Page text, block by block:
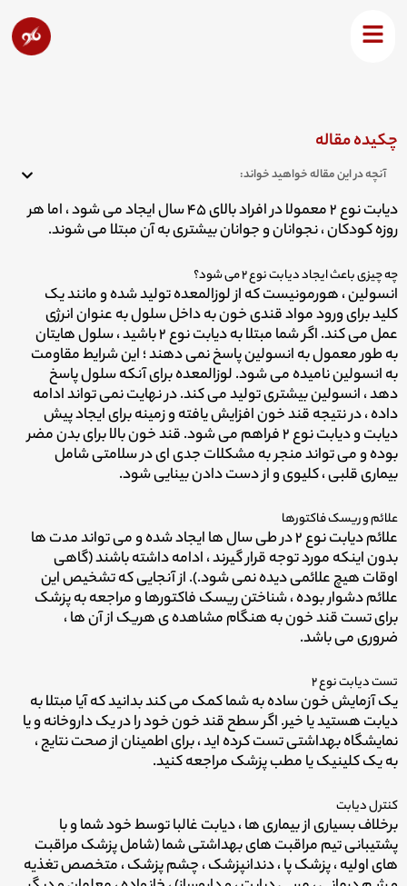
دیابت نوع ۲
چکیده مقاله
آنچه در این مقاله خواهید خواند:
دیابت نوع ۲ معمولا در افراد بالای ۴۵ سال ایجاد می شود ، اما هر
روزه کودکان ، نجوانان و جوانان بیشتری به آن مبتلا می شوند.
چه چیزی باعث ایجاد دیابت نوع ۲ می شود؟
انسولین ، هورمونیست که از لوزالمعده تولید شده و مانند یک
کلید برای ورود مواد قندی خون به داخل سلول به عنوان انرژی
عمل می کند. اگر شما مبتلا به دیابت نوع ۲ باشید ، سلول هایتان
به طور معمول به انسولین پاسخ نمی دهند ؛ این شرایط مقاومت
به انسولین نامیده می شود. لوزالمعده برای آنکه سلول پاسخ
دهد ، انسولین بیشتری تولید می کند. در نهایت نمی تواند ادامه
داده ، در نتیجه قند خون افزایش یافته و زمینه برای ایجاد پیش
دیابت و دیابت نوع ۲ فراهم می شود. قند خون بالا برای بدن مضر
بوده و می تواند منجر به مشکلات جدی ای در سلامتی شامل
بیماری قلبی ، کلیوی و از دست دادن بینایی شود.
علائم و ریسک فاکتورها
علائم دیابت نوع ۲ در طی سال ها ایجاد شده و می تواند مدت ها
بدون اینکه مورد توجه قرار گیرند ، ادامه داشته باشند (گاهی
اوقات هیچ علائمی دیده نمی شود.). از آنجایی که تشخیص این
علائم دشوار بوده ، شناختن ریسک فاکتورها و مراجعه به پزشک
برای تست قند خون به هنگام مشاهده ی هریک از آن ها ،
ضروری می باشد.
تست دیابت نوع ۲
یک آزمایش خون ساده به شما کمک می کند بدانید که آیا مبتلا به
دیابت هستید یا خیر. اگر سطح قند خون خود را در یک داروخانه و یا
نمایشگاه بهداشتی تست کرده اید ، برای اطمینان از صحت نتایج ،
به یک کلینیک یا مطب پزشک مراجعه کنید.
کنترل دیابت
برخلاف بسیاری از بیماری ها ، دیابت غالبا توسط خود شما و با
پشتیبانی تیم مراقبت های بهداشتی شما (شامل پزشک مراقبت
های اولیه ، پزشک پا ، دندانپزشک ، چشم پزشک ، متخصص تغذیه